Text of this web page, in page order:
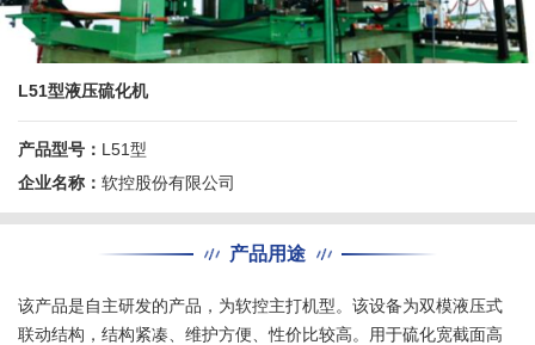
L51型液压硫化机
产品型号： L51型
企业名称： 软控股份有限公司
产品用途
该产品是自主研发的产品，为软控主打机型。该设备为双模液压式
联动结构，结构紧凑、维护方便、性价比较高。用于硫化宽截面高